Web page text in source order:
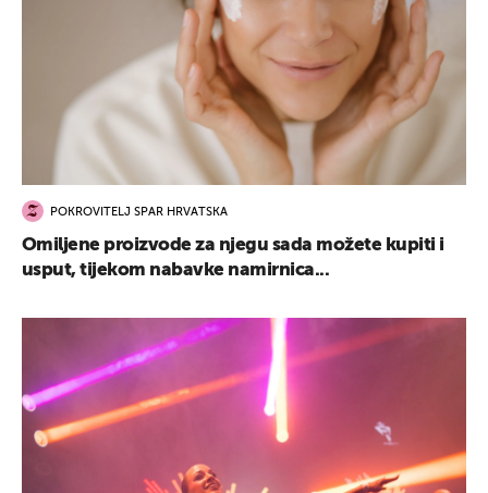
POKROVITELJ SPAR HRVATSKA
Omiljene proizvode za njegu sada možete kupiti i
usput, tijekom nabavke namirnica...